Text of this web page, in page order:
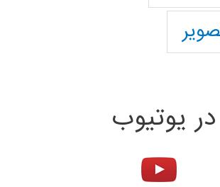
یوتیوب